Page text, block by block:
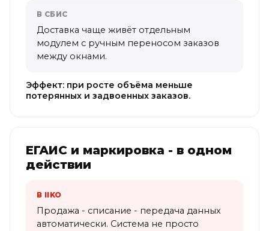
В СБИС
Доставка чаще живёт отдельным
модулем с ручным переносом заказов
между окнами.
Эффект: при росте объёма меньше
потерянных и задвоенных заказов.
ЕГАИС и маркировка - в одном
действии
В IIKO
Продажа - списание - передача данных
автоматически. Система не просто